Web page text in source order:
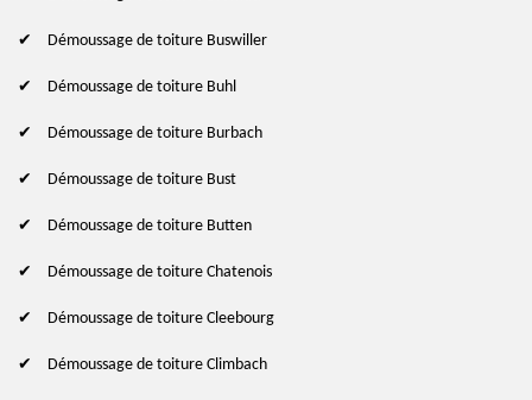
Démoussage de toiture Buswiller
Démoussage de toiture Buhl
Démoussage de toiture Burbach
Démoussage de toiture Bust
Démoussage de toiture Butten
Démoussage de toiture Chatenois
Démoussage de toiture Cleebourg
Démoussage de toiture Climbach